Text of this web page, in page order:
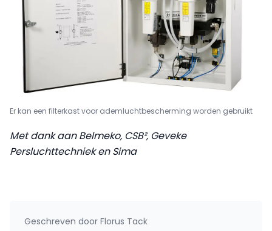
Er kan een filterkast voor ademluchtbescherming worden gebruikt
Met dank aan Belmeko, CSB², Geveke
Persluchttechniek en Sima
Geschreven door Florus Tack